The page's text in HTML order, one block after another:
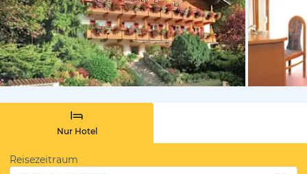
von
Nur Hotel
Reisezeitraum